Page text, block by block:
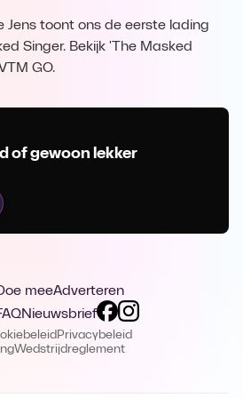
Jens toont ons de eerste lading
Singer. Bekijk 'The Masked
GO.
of gewoon lekker
meeAdverteren
Nieuwsbrief
Privacybeleid
Wedstrijdreglement